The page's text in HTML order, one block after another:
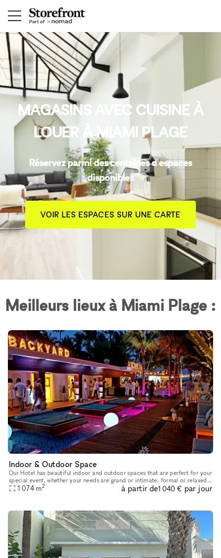
MAGASINS AVEC CUISINE À
LOUER À MIAMI PLAGE
Réservez parmi des centaines d'espaces
disponibles
VOIR LES ESPACES SUR UNE CARTE
Meilleurs lieux à Miami Plage :
Indoor & Outdoor Space
Our Hotel has beautiful indoor and outdoor spaces that are perfect for your
special event, whether your needs are grand or intimate, formal or relaxed.
Our naturally lit ballroom features 10-foot ce
1 074 m2 à partir de1 040 € par jour